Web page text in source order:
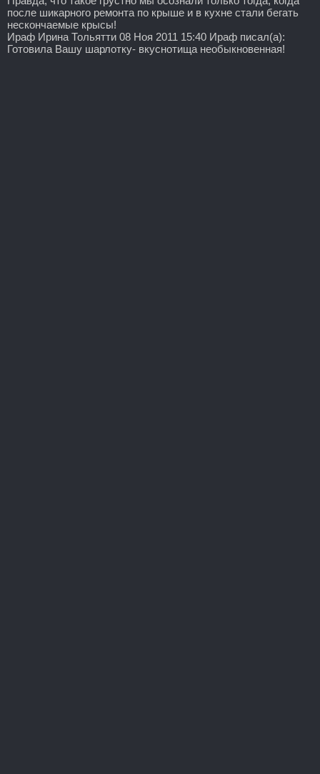
после шикарного ремонта по крыше и в кухне стали бегать
нескончаемые крысы!
Ираф Ирина Тольятти 08 Ноя 2011 15:40 Ираф писал(а):
Готовила Вашу шарлотку- вкуснотища необыкновенная!